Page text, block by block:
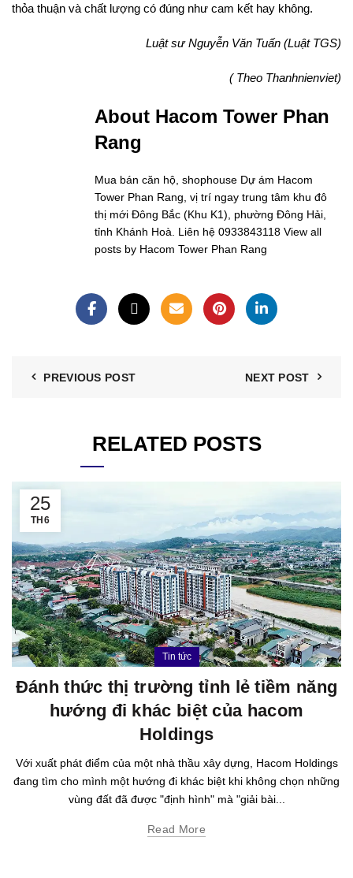
thỏa thuận và chất lượng có đúng như cam kết hay không.
Luật sư Nguyễn Văn Tuấn (Luật TGS)
( Theo Thanhnienviet)
About Hacom Tower Phan
Rang
Mua bán căn hộ, shophouse Dự ám Hacom
Tower Phan Rang, vị trí ngay trung tâm khu đô
thị mới Đông Bắc (Khu K1), phường Đông Hải,
tỉnh Khánh Hoà. Liên hệ 0933843118 View all
posts by Hacom Tower Phan Rang
PREVIOUS POST NEXT POST
RELATED POSTS
25
TH6
Tin tức
Đánh thức thị trường tỉnh lẻ tiềm năng
hướng đi khác biệt của hacom
Holdings
Với xuất phát điểm của một nhà thầu xây dựng, Hacom Holdings
đang tìm cho mình một hướng đi khác biệt khi không chọn những
vùng đất đã được "định hình" mà "giải bài...
Read More